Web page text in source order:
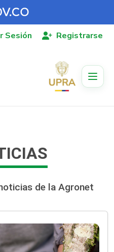
Sesión Registrarse
de la Agronet